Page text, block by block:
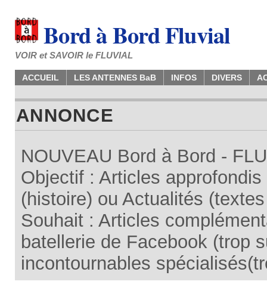
Bord à Bord Fluvial
VOIR et SAVOIR le FLUVIAL
ACCUEIL LES ANTENNES BaB INFOS DIVERS
ANNONCE
NOUVEAU Bord à Bord -
Objectif : Articles
(histoire) ou Actualités
Souhait : Articles
batellerie de Facebook (trop
incontournables